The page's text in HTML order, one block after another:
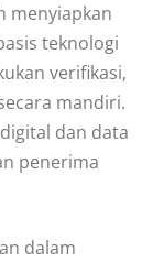
menyiapkan
teknologi
verifikasi,
mandiri.
dan data
penerima
dalam